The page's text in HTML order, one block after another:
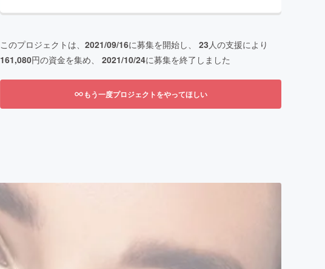
このプロジェクトは、 2021/09/16に募集を開始し、 23人の支援により
161,080円の資金を集め、 2021/10/24に募集を終了しました
もう一度プロジェクトをやってほしい